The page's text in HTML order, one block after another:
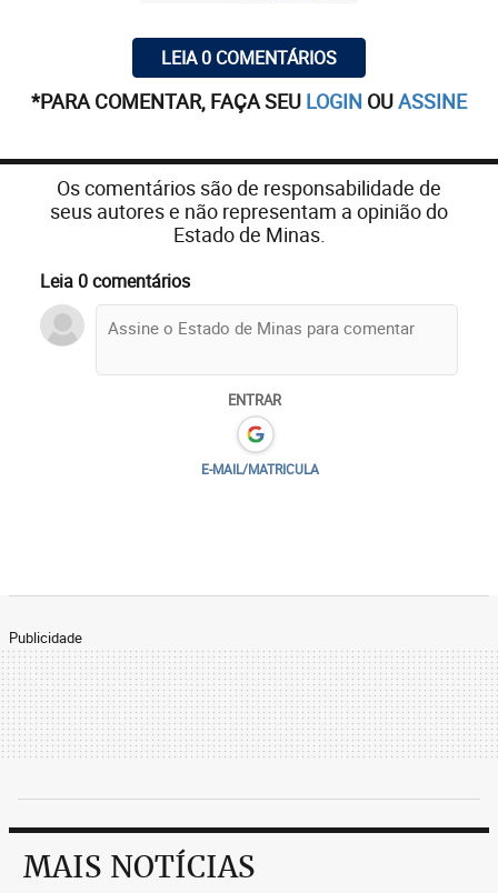
LEIA 0 COMENTÁRIOS
*PARA COMENTAR, FAÇA SEU LOGIN OUASSINE
Os comentários são de responsabilidade de
seus autores e não representam a opinião do
Estado de Minas.
Leia 0 comentários
ENTRAR
E-MAIL/MATRICULA
Publicidade
MAIS NOTÍCIAS